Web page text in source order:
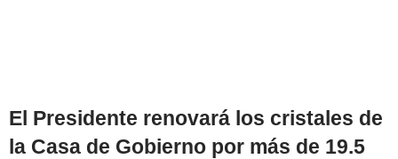
El Presidente renovará los cristales de
la Casa de Gobierno por más de 19.5